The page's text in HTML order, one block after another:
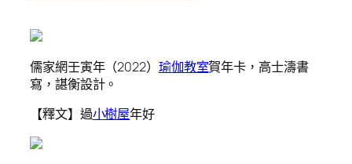
儒家網壬寅年（2022） 瑜伽教室賀年卡，高士濤書
寫，諶衡設計。
【釋文】過小樹屋年好